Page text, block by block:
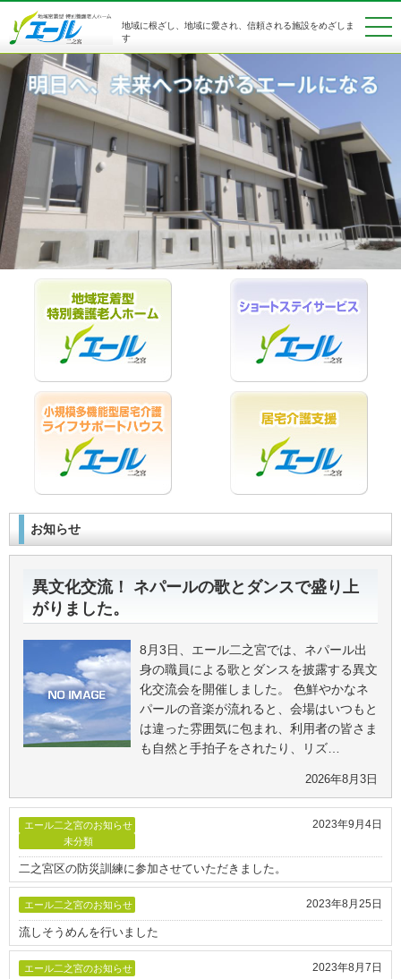
地域に根ざし、地域に愛され、信頼される施設をめざしま
す
トップページ 特別養護老人ホーム
ショートステイサービス ライフサポートハウス
居宅介護支援 アクセスマップ
お知らせ
異文化交流！ ネパールの歌とダンスで盛り上
がりました。
8月3日、エール二之宮では、ネパール出
身の職員による歌とダンスを披露する異文
化交流会を開催しました。 色鮮やかなネ
パールの音楽が流れると、会場はいつもと
は違った雰囲気に包まれ、利用者の皆さま
も自然と手拍子をされたり、リズ…
2026年8月3日
エール二之宮のお知らせ
未分類
二之宮区の防災訓練に参加させていただきました。
2023年9月4日
エール二之宮のお知らせ
流しそうめんを行いました
2023年8月25日
エール二之宮のお知らせ 2023年8月7日